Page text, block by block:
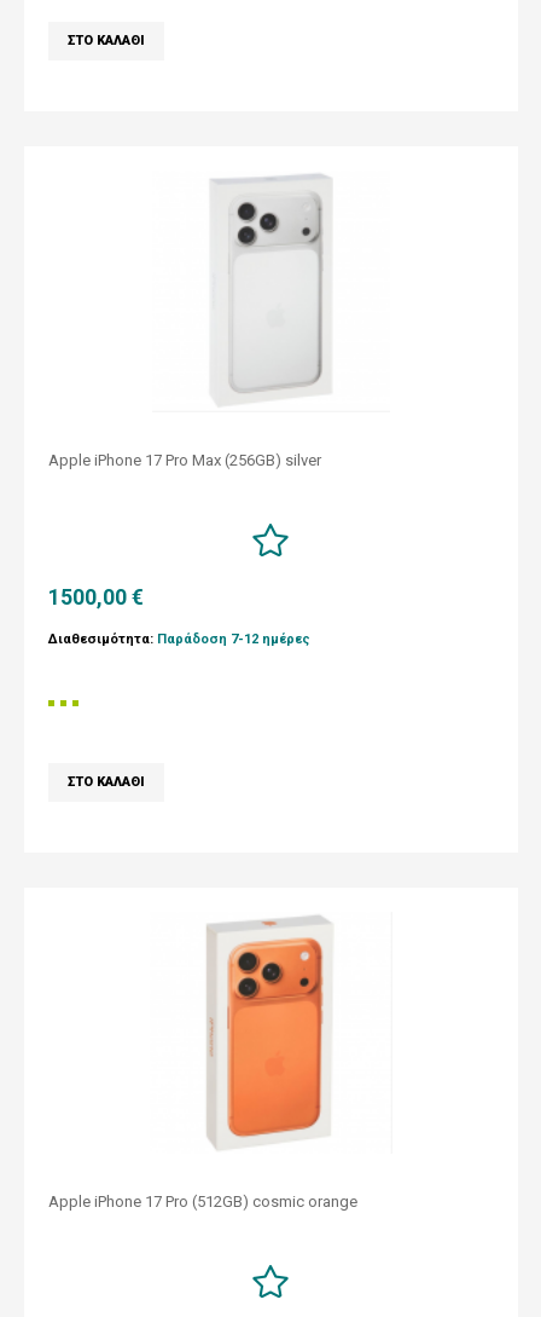
Apple iPhone 17 Pro Max (256GB) silver
1500,00 €
Διαθεσιμότητα: Παράδοση 7-12 ημέρες
Apple iPhone 17 Pro (512GB) cosmic orange